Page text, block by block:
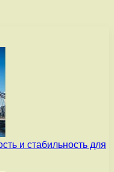
и стабильность для